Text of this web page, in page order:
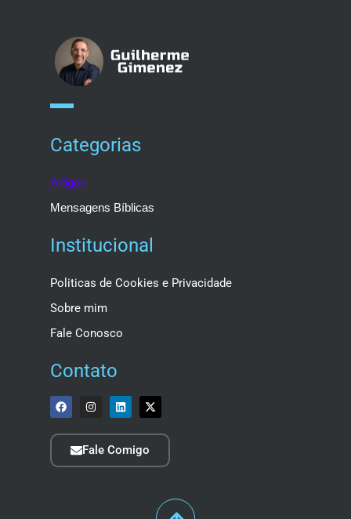
Categorias
Artigos
Mensagens Bíblicas
Institucional
Politicas de Cookies e Privacidade
Sobre mim
Fale Conosco
Contato
Fale Comigo